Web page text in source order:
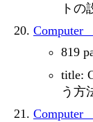
トの
819
title:
う方